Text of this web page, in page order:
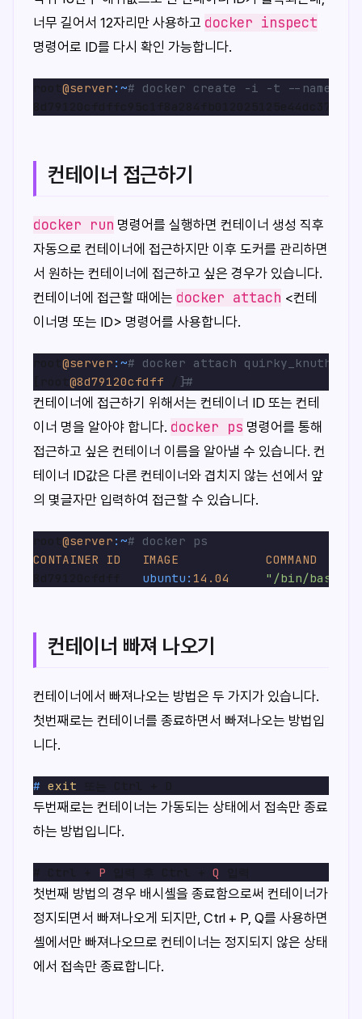
너무 길어서 12자리만 사용하고 docker inspect
명령어로 ID를 다시 확인 가능합니다.
@server :~# docker create -i -t --name
컨테이너 접근하기
docker run 명령어를 실행하면 컨테이너 생성 직후
자동으로 컨테이너에 접근하지만 이후 도커를 관리하면
서 원하는 컨테이너에 접근하고 싶은 경우가 있습니다.
컨테이너에 접근할 때에는 docker attach <컨테
이너명 또는 ID> 명령어를 사용합니다.
@server :~# docker attach quirky_knuth
@8d79120cfdff /]#
컨테이너에 접근하기 위해서는 컨테이너 ID 또는 컨테
이너 명을 알아야 합니다. docker ps 명령어를 통해
접근하고 싶은 컨테이너 이름을 알아낼 수 있습니다. 컨
테이너 ID값은 다른 컨테이너와 겹치지 않는 선에서 앞
의 몇글자만 입력하여 접근할 수 있습니다.
@server :~# docker ps
CONTAINER
ID IMAGE
COMMAND
ubuntu: 14.04 "/bin/bash"
컨테이너 빠져 나오기
컨테이너에서 빠져나오는 방법은 두 가지가 있습니다.
첫번째로는 컨테이너를 종료하면서 빠져나오는 방법입
니다.
# exit
두번째로는 컨테이너는 가동되는 상태에서 접속만 종료
하는 방법입니다.
P Q
첫번째 방법의 경우 배시셸을 종료함으로써 컨테이너가
정지되면서 빠져나오게 되지만, Ctrl + P, Q를 사용하면
셸에서만 빠져나오므로 컨테이너는 정지되지 않은 상태
에서 접속만 종료합니다.